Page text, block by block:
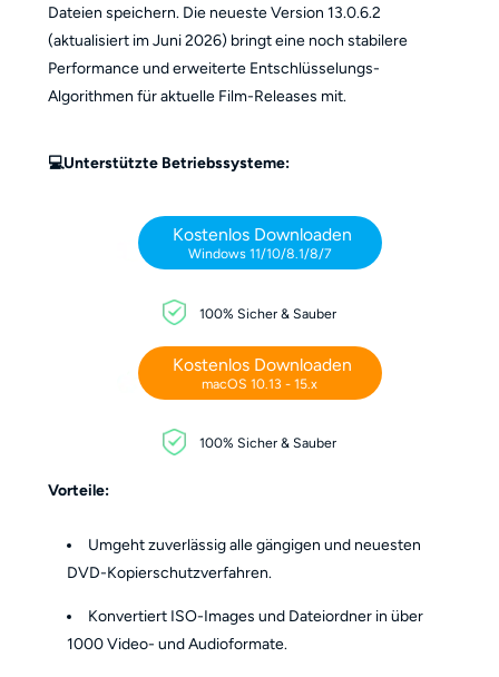
Dateien speichern. Die neueste Version 13.0.6.2
(aktualisiert im Juni 2026) bringt eine noch stabilere
Performance und erweiterte Entschlüsselungs-
Algorithmen für aktuelle Film-Releases mit.
💻Unterstützte Betriebssysteme:
Kostenlos Downloaden
Windows 11/10/8.1/8/7
100% Sicher & Sauber
Kostenlos Downloaden
macOS 10.13 - 15.x
100% Sicher & Sauber
Vorteile:
Umgeht zuverlässig alle gängigen und neuesten
DVD-Kopierschutzverfahren.
Konvertiert ISO-Images und Dateiordner in über
1000 Video- und Audioformate.